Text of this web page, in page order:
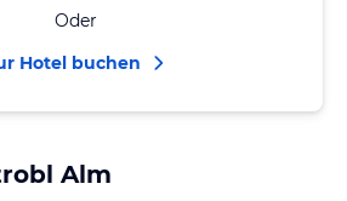
Oder
Hotel buchen
Alm